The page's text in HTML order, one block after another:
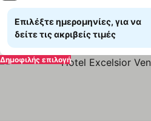
Επιλέξτε ημερομηνίες, για να
δείτε τις ακριβείς τιμές
Δημοφιλής επιλογή